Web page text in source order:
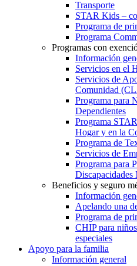
Transporte
STAR Kids –
Programa de
Programa
Programas con
Información
Servicios en el
Servicios de
Comunidad
Programa para
Dependientes
Programa
Hogar y en la
Programa de
Servicios de
Programa para
Beneficios y seguro
Información
Apelando una
Programa de
CHIP para
especiales
Apoyo para la familia
Información general